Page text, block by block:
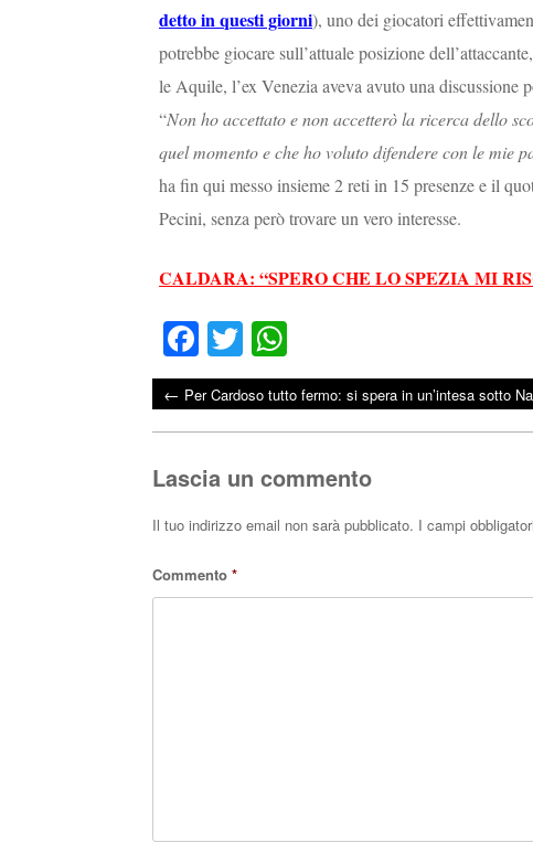
detto in questi giorni), uno dei giocatori
potrebbe giocare sull’attuale posizione
le Aquile, l’ex Venezia aveva avuto una discussione
“Non ho accettato e non accetterò la ricerca dello
quel momento e che ho voluto difendere con le mie
ha fin qui messo insieme 2 reti in 15 presenze e il
Pecini, senza però trovare un vero interesse.
CALDARA: “SPERO CHE LO SPEZIA MI
Fa
ce
bo
ok
T
wi
tte
r
ha
ts
A
pp
Post navigation
← Per Cardoso tutto fermo: si spera in un’intesa sotto
Lascia un commento
Il tuo indirizzo email non sarà pubblicato. I campi
Commento *